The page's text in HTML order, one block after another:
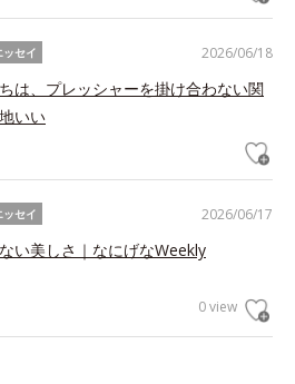
2026/06/18
ッセイ
は、プレッシャーを掛け合わない関
いい
2026/06/17
ッセイ
い美しさ｜なにげなWeekly
0 view